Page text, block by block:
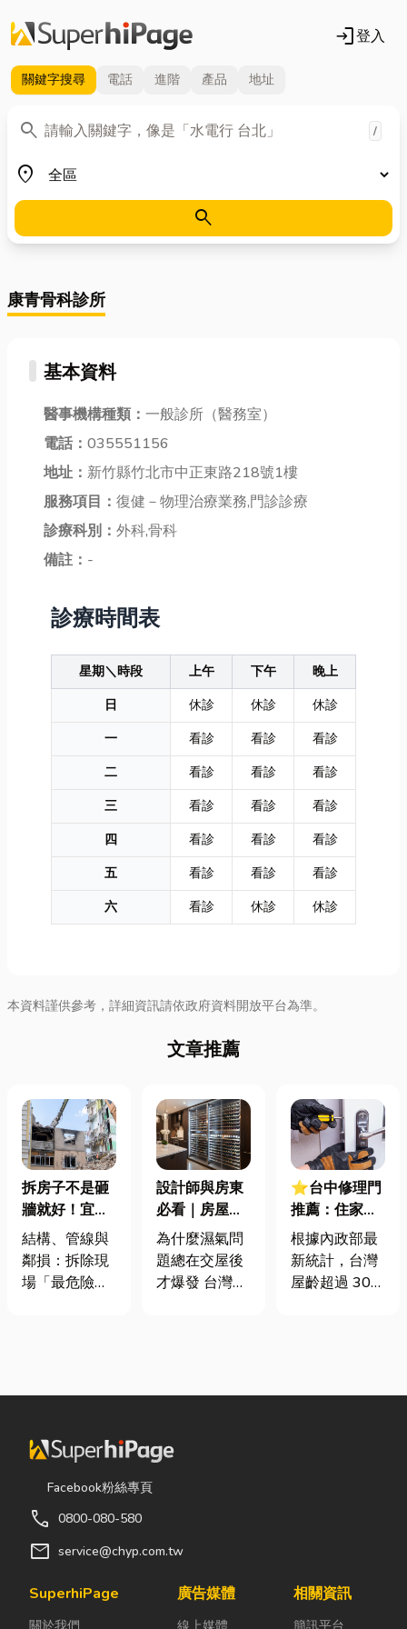
login登入
關鍵字搜尋 電話 進階 產品 地址
search
關鍵字 /
place
地區
search
康青骨科診所
基本資料
醫事機構種類： 一般診所（醫務室）
電話： 035551156
地址： 新竹縣竹北市中正東路218號1樓
服務項目： 復健－物理治療業務,門診診療
診療科別： 外科,骨科
備註： -
診療時間表
星期＼時段 上午 下午
晚上
日
休診 休診
休診
一
看診 看診
看診
二
看診 看診
看診
三
看診 看診
看診
四
看診 看診
看診
五
看診 看診
看診
六
看診 休診 休診
本資料謹供參考，詳細資訊請依政府資料開放平台為準。
文章推薦
拆房子不是砸
牆就好！宜蘭
裝潢拆除、水
泥切割施工前
必看的避坑指
結構、管線與
鄰損：拆除現
場「最危險的
混亂的環境
有三件事情如
果沒做好，最
容易發生嚴重
清「主力
牆」，盲目亂
陷： 這是老屋
設計師與房東
必看｜房屋濕
氣重怎麼辦？
全屋除濕機＋
全熱交換器整
為什麼濕氣問
題總在交屋後
才爆發 台灣氣
同步規劃空氣
不到的地方持
間： 精品包、
藏最怕潮濕，
⭐台中修理門
推薦：住家鐵
門卡住、大門
下垂怎麼辦？
維修費用與不
根據內政部最
新統計，台灣
屋齡超過 30
疲勞與結構鏽
實，門片故障
Facebook粉絲專頁
call 0800-080-580
mail service@chyp.com.tw
SuperhiPage
關於我們
廣告媒體
線上媒體
相關資訊
簡訊平台